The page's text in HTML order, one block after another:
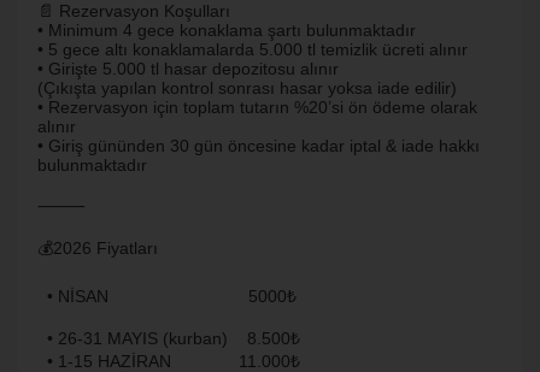
📄 Rezervasyon Koşulları
• Minimum 4 gece konaklama şartı bulunmaktadır
• 5 gece altı konaklamalarda 5.000 tl temizlik ücreti alınır
• Girişte 5.000 tl hasar depozitosu alınır
(Çıkışta yapılan kontrol sonrası hasar yoksa iade edilir)
• Rezervasyon için toplam tutarın %20’si ön ödeme olarak
alınır
• Giriş gününden 30 gün öncesine kadar iptal & iade hakkı
bulunmaktadır
⸻
💰2026 Fiyatları
• NİSAN 5000₺
• 26-31 MAYIS (kurban) 8.500₺
• 1-15 HAZİRAN 11.000₺